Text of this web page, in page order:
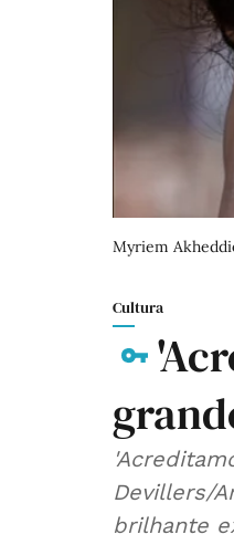
Myriem
Cultura
Devillers/
brilhante